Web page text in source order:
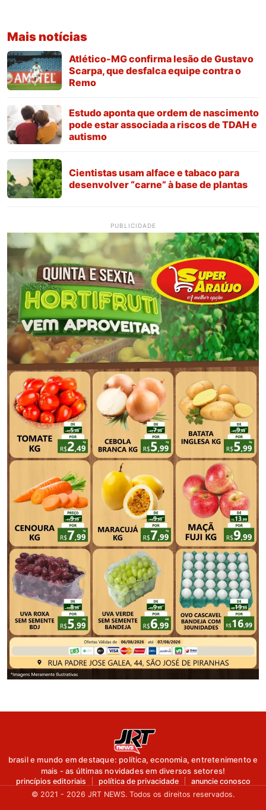
Mais notícias
Atlético-MG confirma lesão de Gustavo
Scarpa, que desfalca equipe contra o
Remo
Estudo aponta que ordem de nascimento
pode estar associada a riscos de TDAH e
autismo
Cientistas usam alface e tabaco para
desenvolver “carne” à base de plantas
PUBLICIDADE
brasil e mundo em destaque: política, economia, entretenimento e
mais - as últimas novidades em diversos setores!
princípios editoriais política de privacidade
anuncie conosco
© 2021 - 2026 JRT NEWS. Todos os direitos reservados.